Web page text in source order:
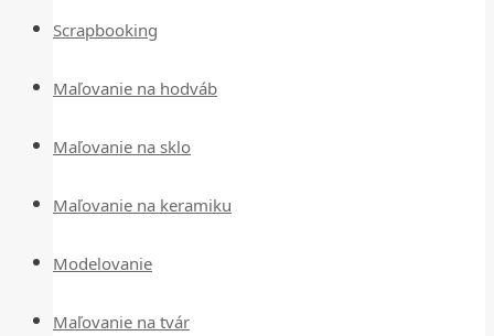
Scrapbooking
Maľovanie na hodváb
Maľovanie na sklo
Maľovanie na keramiku
Modelovanie
Maľovanie na tvár